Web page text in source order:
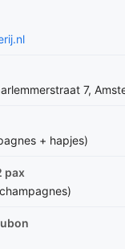
7,
+ hapjes)
pax